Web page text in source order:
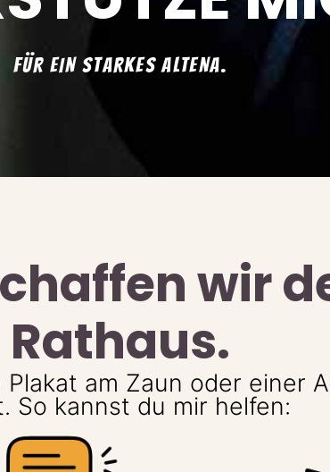
FÜR EIN STARKES ALTENA.
wir
Rathaus.
am Zaun oder einer
So kannst du mir helfen: